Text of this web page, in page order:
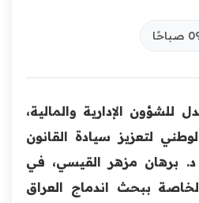
للشؤون الإدارية والمالية،
لتعزيز سيادة القانون
د. برهان مزهر القيسي، في
ببحث اندماج العراق